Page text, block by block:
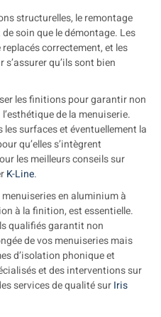
structurelles, le remontage
soin que le démontage. Les
correctement, et les
qu’ils sont bien
les finitions pour garantir non
de la menuiserie.
surfaces et éventuellement la
qu’elles s’intègrent
les meilleurs conseils sur
K-Line.
en aluminium à
à la finition, est essentielle.
qualifiés garantit non
de vos menuiseries mais
d’isolation phonique et
et des interventions sur
services de qualité surIris